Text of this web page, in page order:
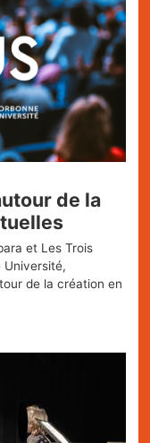
de la
et Les Trois
Université,
de la création en